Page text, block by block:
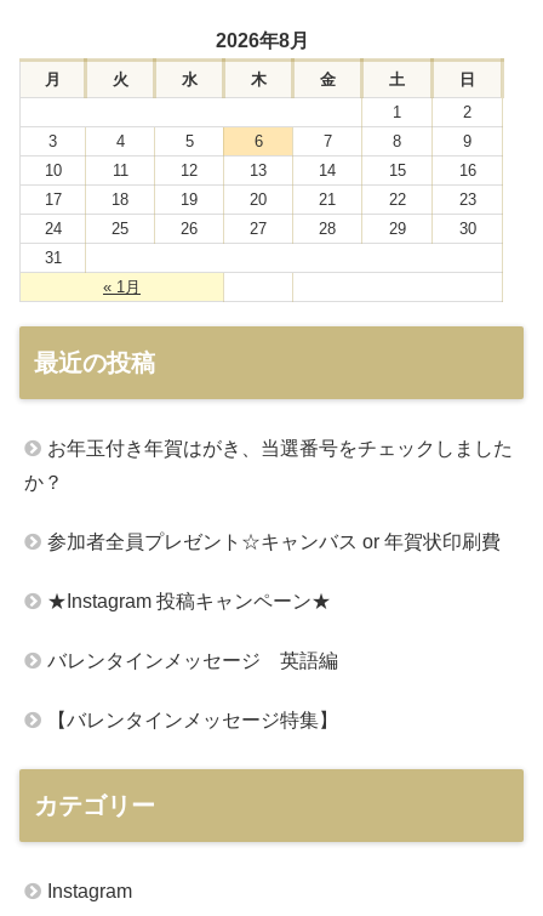
2026年8月
月 火 水 木 金 土 日
« 1月
1
2
3
4 5 6 7 8
9
10
11 12 13 14 15
16
17
18 19 20 21 22
23
24
25 26 27 28 29
30
31
最近の投稿
お年玉付き年賀はがき、当選番号をチェックしました
か？
参加者全員プレゼント☆キャンバス or 年賀状印刷費
★Instagram 投稿キャンペーン★
バレンタインメッセージ 英語編
【バレンタインメッセージ特集】
カテゴリー
Instagram